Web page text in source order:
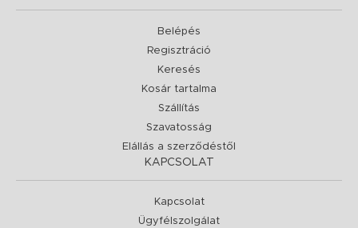
Belépés
Regisztráció
Keresés
Kosár tartalma
Szállítás
Szavatosság
Elállás a szerződéstől
KAPCSOLAT
Kapcsolat
Ügyfélszolgálat